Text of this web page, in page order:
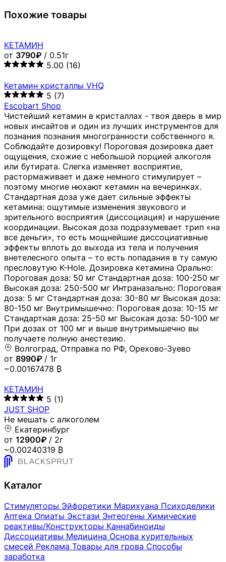
Похожие товары
КЕТАМИН
от 3790₽ / 0.51г
5.00 (16)
Кетамин кристаллы VHQ
5 (7)
Escobart Shop
Чистейший кетамин в кристаллах - твоя дверь в мир
новых инсайтов и один из лучших инструментов для
познания познания многогранности собственного я.
Соблюдайте дозировку! Пороговая дозировка дает
ощущения, схожие с небольшой порцией алкоголя
или бутирата. Слегка изменяет восприятие,
растормаживает и даже немного стимулирует –
поэтому многие нюхают кетамин на вечеринках.
Стандартная доза уже дает сильные эффекты
кетамина: ощутимые изменения звукового и
зрительного восприятия (диссоциация) и нарушение
координации. Высокая доза подразумевает трип «на
все деньги», то есть мощнейшие диссоциативные
эффекты вплоть до выхода из тела и получения
внетелесного опыта – то есть попадания в ту самую
пресловутую K-Hole. Дозировка кетамина Орально:
Пороговая доза: 50 мг Стандартная доза: 100-250 мг
Высокая доза: 250-500 мг Интраназально: Пороговая
доза: 5 мг Стандартная доза: 30-80 мг Высокая доза:
80-150 мг Внутримышечно: Пороговая доза: 10-15 мг
Стандартная доза: 25-50 мг Высокая доза: 50-100 мг
При дозах от 100 мг и выше внутримышечно вы
получаете полную анестезию.
Волгоград, Отправка по РФ, Орехово-Зуево
от 8990₽ / 1г
~0.00167478 ₿
КЕТАМИН
5 (1)
JUST SHOP
Не мешать с алкоголем
Екатеринбург
от 12900₽ / 2г
~0.00240319 ₿
Каталог
Стимуляторы Эйфоретики Марихуана Психоделики
Аптека Опиаты Экстази Энтеогены Химические
реактивы/Конструкторы Каннабиноиды
Диссоциативы Медицина Основа курительных
смесей Реклама Товары для грова Способы
заработка